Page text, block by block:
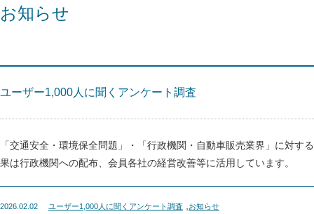
お知らせ
ユーザー1,000人に聞くアンケート調査
「交通安全・環境保全問題」・「行政機関・自動車販売業界」に対す
果は行政機関への配布、会員各社の経営改善等に活用しています。
2026.02.02 ユーザー1,000人に聞くアンケート調査 お知らせ